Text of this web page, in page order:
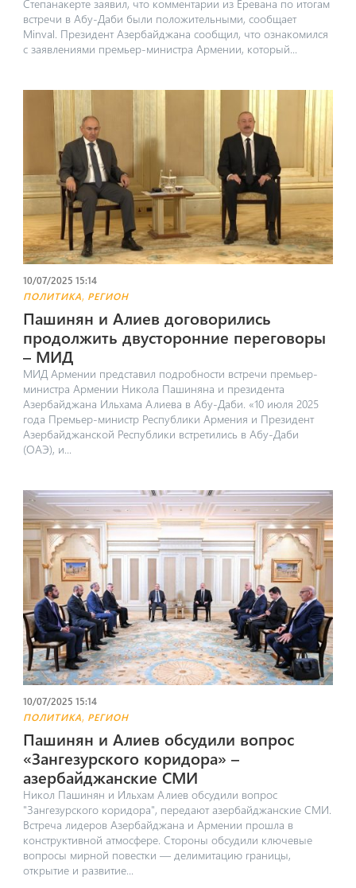
Степанакерте заявил, что комментарии из Еревана по итогам
встречи в Абу-Даби были положительными, сообщает
Minval. Президент Азербайджана сообщил, что ознакомился
с заявлениями премьер-министра Армении, который...
10/07/2025 15:14
ПОЛИТИКА, РЕГИОН
Пашинян и Алиев договорились
продолжить двусторонние переговоры
– МИД
МИД Армении представил подробности встречи премьер-
министра Армении Никола Пашиняна и президента
Азербайджана Ильхама Алиева в Абу-Даби. «10 июля 2025
года Премьер-министр Республики Армения и Президент
Азербайджанской Республики встретились в Абу-Даби
(ОАЭ), и...
10/07/2025 15:14
ПОЛИТИКА, РЕГИОН
Пашинян и Алиев обсудили вопрос
«Зангезурского коридора» –
азербайджанские СМИ
Никол Пашинян и Ильхам Алиев обсудили вопрос
"Зангезурского коридора", передают азербайджанские СМИ.
Встреча лидеров Азербайджана и Армении прошла в
конструктивной атмосфере. Стороны обсудили ключевые
вопросы мирной повестки — делимитацию границы,
открытие и развитие...